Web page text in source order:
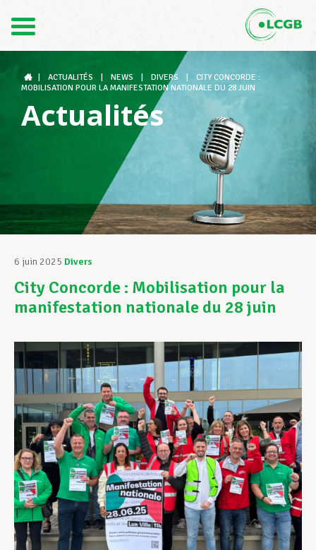
DE
Le LCGB
Structures syndicales
Assistance au Travail
Vos droits
Assistance en vie privée
Développement professionnel
Devenir Membre
Actualités
ACTUALITÉS NEWS DIVERS
CITY CONCORDE :
MOBILISATION POUR LA MANIFESTATION NATIONALE DU 28 JUIN
Actualités
6 juin 2025 Divers
City Concorde : Mobilisation pour la
manifestation nationale du 28 juin